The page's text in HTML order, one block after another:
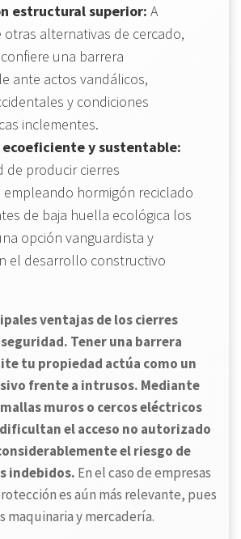
estructural superior: A
otras alternativas de cercado,
una barrera
ante actos vandálicos,
y condiciones
inclementes.
y sustentable:
de producir cierres
empleando hormigón reciclado
de baja huella ecológica los
opción vanguardista y
el desarrollo constructivo
ventajas de los cierres
Tener una barrera
tu propiedad actúa como un
frente a intrusos. Mediante
muros o cercos eléctricos
el acceso no autorizado
el riesgo de
indebidos. En el caso de empresas
es aún más relevante, pues
maquinaria y mercadería.